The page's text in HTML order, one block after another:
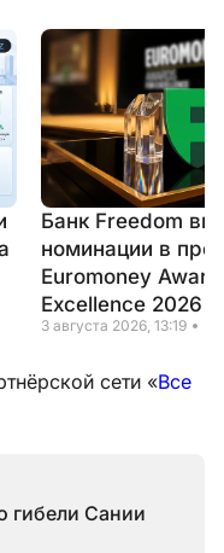
Банк Freedom
номинации в
Euromoney
Excellence 2026
3 августа 2026, 13:19
сети «Все
гибели Сании